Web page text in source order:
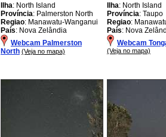
Ilha: North Island
Província: Palmerston North
Regiao: Manawatu-Wanganui
País: Nova Zelândia
Webcam Palmerston
North (Veja no mapa)
Ilha: North Island
Província: Taupo
Regiao:
País: Nova
Webcam
(Veja no mapa)